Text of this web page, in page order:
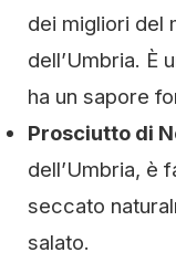
dei migliori del
dell’Umbria. È
ha un sapore
Prosciutto di
dell’Umbria, è
seccato
salato.